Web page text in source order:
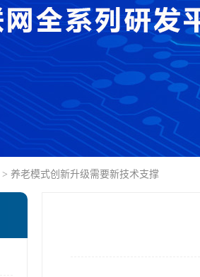
> 养老模式创新升级需要新技术支撑